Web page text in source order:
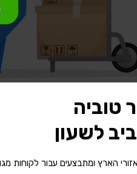
טוביה
לשעון
הארץ ומתבצעים עבור לקוחות